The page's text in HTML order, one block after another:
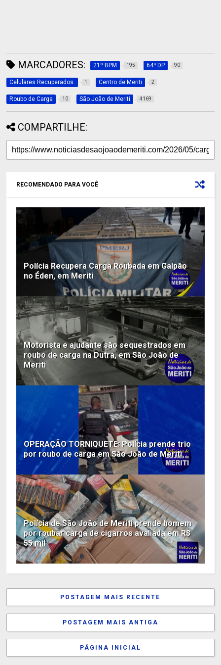
MARCADORES: 21º BPM 195 64ª DP 90
Celulares Recuperados. 1 Centro de Meriti 2
Roubo de Carga 10 São João de Meriti 4169
COMPARTILHE:
RECOMENDADO PARA VOCÊ
Polícia Recupera Carga Roubada em Galpão
no Éden, em Meriti
Motorista e ajudante são sequestrados em
roubo de carga na Dutra, em São João de
Meriti
OPERAÇÃO TORNIQUETE: Polícia prende trio
por roubo de carga em São João de Meriti
Polícia de São João de Meriti prende homem
por roubar carga de cigarros avaliada em R$
55 mil
POSTAGEM MAIS RECENTE
POSTAGEM MAIS ANTIGA
PÁGINA INICIAL